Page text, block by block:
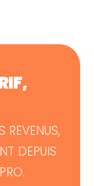
REVENUS,
DEPUIS